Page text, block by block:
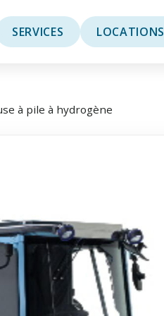
SERVICES LOCATIONS
à pile à hydrogène